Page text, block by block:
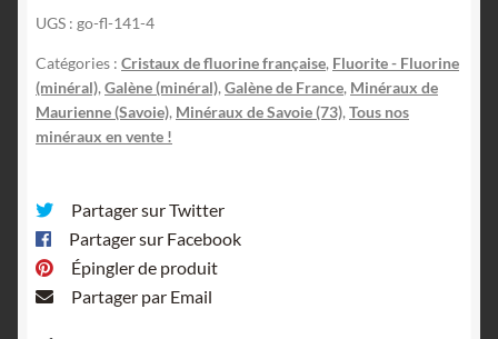
Chatelard,
Jarrier,
Maurienne,
Savoie.
UGS : go-fl-141-4
Catégories : Cristaux de fluorine française, Fluorite - Fluorine
(minéral), Galène (minéral), Galène de France, Minéraux de
Maurienne (Savoie), Minéraux de Savoie (73), Tous nos
minéraux en vente !
Partager sur Twitter
Partager sur Facebook
Épingler de produit
Partager par Email